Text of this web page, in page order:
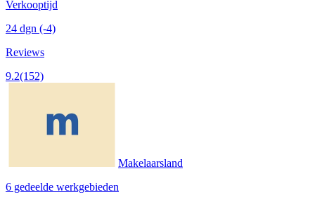
Verkooptijd
24 dgn (-4)
Reviews
9.2(152)
Makelaarsland
6 gedeelde werkgebieden